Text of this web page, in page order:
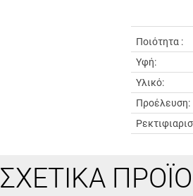
Ποιότητα :
Υφή:
Υλικό:
Προέλευση:
ΣΧΕΤΙΚΆ